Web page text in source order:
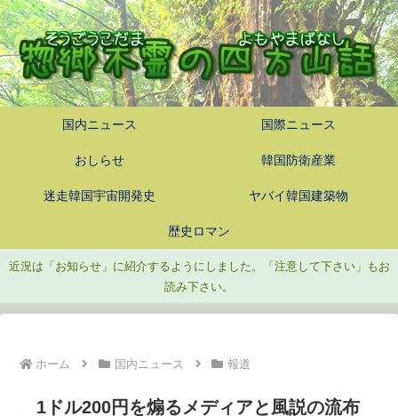
国内ニュース 国際ニュース
おしらせ 韓国防衛産業
迷走韓国宇宙開発史 ヤバイ韓国建築物
歴史ロマン
近況は「お知らせ」に紹介するようにしました。「注意して下さい」もお
読み下さい。
ホーム 国内ニュース 報道
1ドル200円を煽るメディアと風説の流布